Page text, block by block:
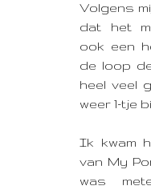
Volgens
dat het
ook een
de loop
heel veel
weer 1-tje
Ik kwam
van My
was